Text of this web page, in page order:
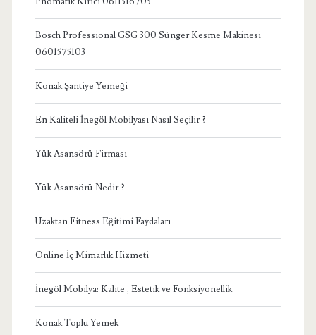
Bosch Professional GSG 300 Sünger Kesme Makinesi
0601575103
Konak Şantiye Yemeği
En Kaliteli İnegöl Mobilyası Nasıl Seçilir ?
Yük Asansörü Firması
Yük Asansörü Nedir ?
Uzaktan Fitness Eğitimi Faydaları
Online İç Mimarlık Hizmeti
İnegöl Mobilya: Kalite , Estetik ve Fonksiyonellik
Konak Toplu Yemek